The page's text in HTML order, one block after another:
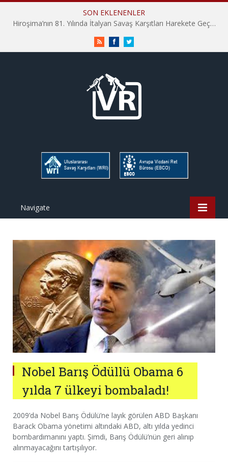
SON EKLENENLER
Hiroşima’nın 81. Yılında İtalyan Savaş Karşıtları Harekete Geçti: “Hatırlamak yeterli değil”
RSS FacebookTwitter
Navigate
Nobel Barış Ödüllü Obama 6
yılda 7 ülkeyi bombaladı!
2009’da Nobel Barış Ödülü’ne layık görülen ABD Başkanı
Barack Obama yönetimi altındaki ABD, altı yılda yedinci
bombardımanını yaptı. Şimdi, Barış Ödülü’nün geri alınıp
alınmayacağını tartışılıyor.